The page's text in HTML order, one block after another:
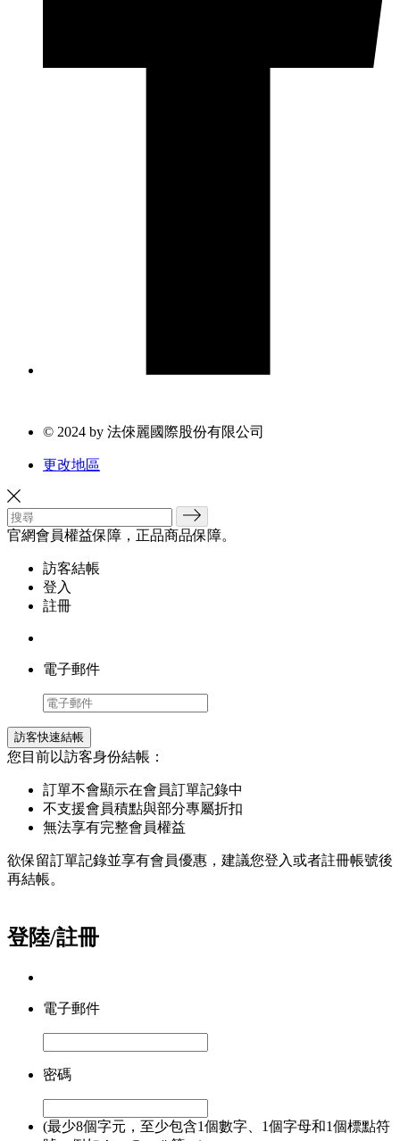
© 2024 by 法倈麗國際股份有限公司
更改地區
官網會員權益保障，正品商品保障。
訪客結帳
登入
註冊
電子郵件
訪客快速結帳
您目前以訪客身份結帳：
訂單不會顯示在會員訂單記錄中
不支援會員積點與部分專屬折扣
無法享有完整會員權益
欲保留訂單記錄並享有會員優惠，建議您登入或者註冊帳號後
再結帳。
登陸/註冊
電子郵件
密碼
(最少8個字元，至少包含1個數字、1個字母和1個標點符